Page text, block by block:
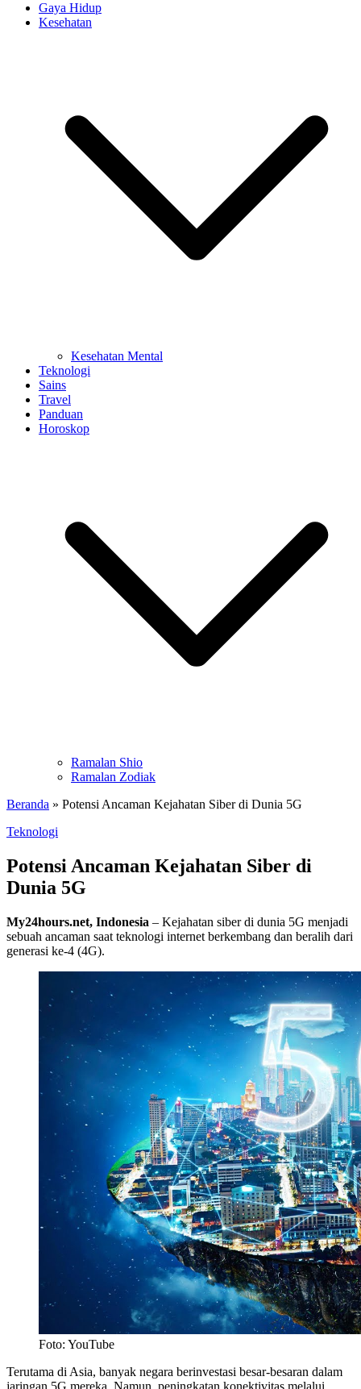
Gaya Hidup
Kesehatan
Kesehatan Mental
Teknologi
Sains
Travel
Panduan
Horoskop
Ramalan Shio
Ramalan Zodiak
Beranda » Potensi Ancaman Kejahatan Siber di Dunia 5G
Teknologi
Potensi Ancaman Kejahatan Siber di
Dunia 5G
My24hours.net, Indonesia – Kejahatan siber di dunia 5G menjadi
sebuah ancaman saat teknologi internet berkembang dan beralih dari
generasi ke-4 (4G).
Foto: YouTube
Terutama di Asia, banyak negara berinvestasi besar-besaran dalam